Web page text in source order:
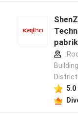
5.0